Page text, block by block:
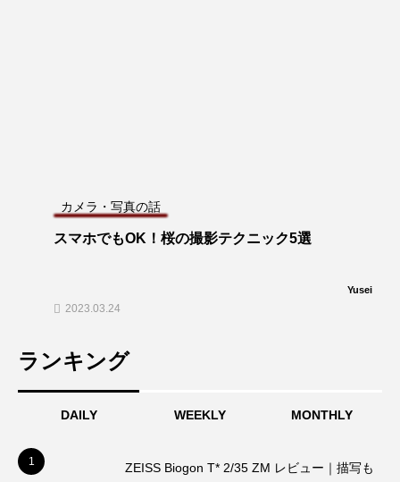
カメラ・写真の話
スマホでもOK！桜の撮影テクニック5選
Yusei
2023.03.24
ランキング
DAILY WEEKLY MONTHLY
1
ZEISS Biogon T* 2/35 ZM レビュー｜描写も